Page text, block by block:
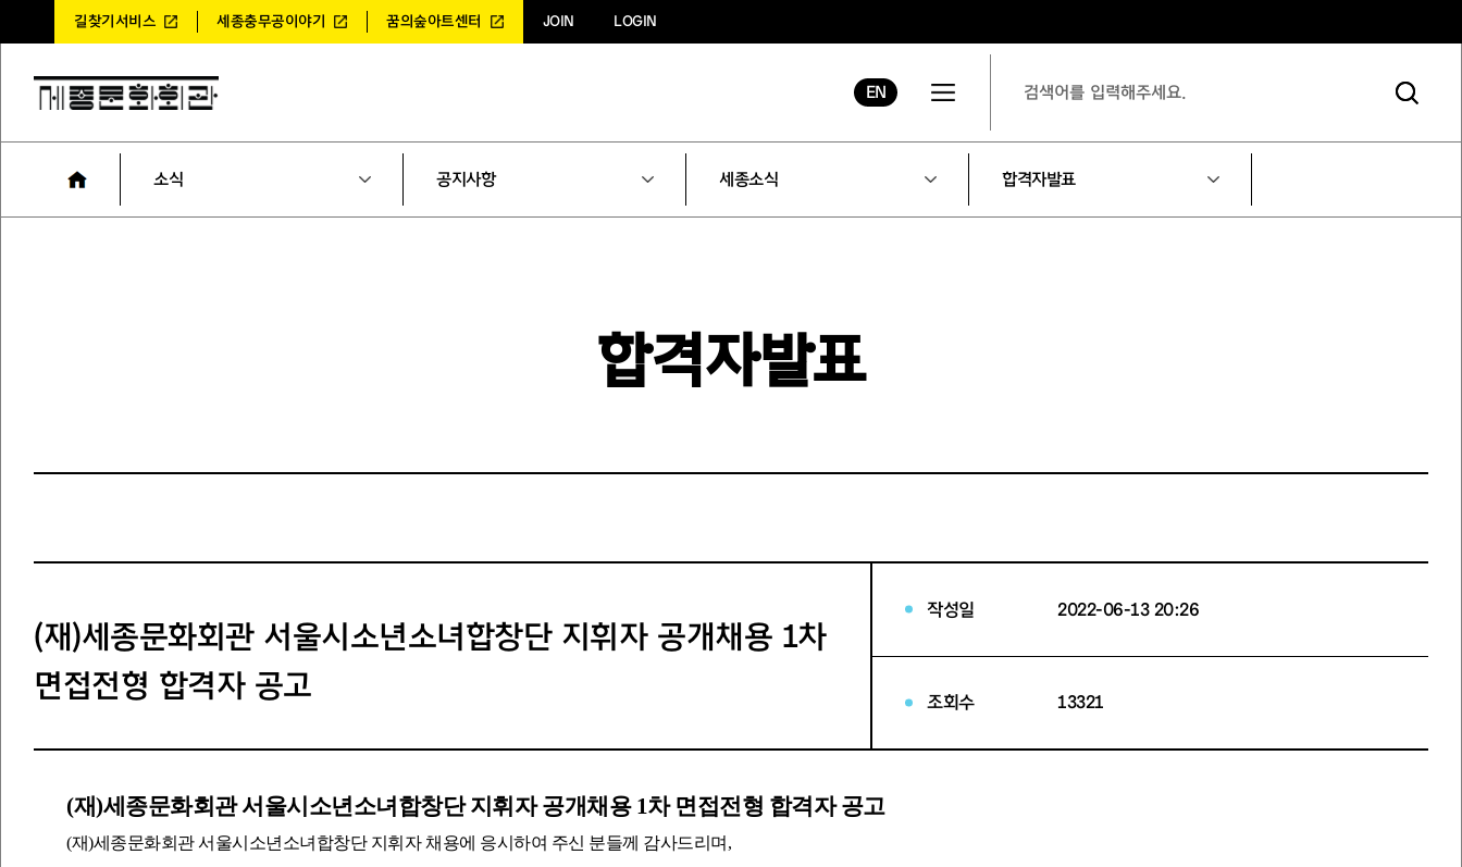
길찾기서비스 세종충무공이야기 꿈의숲아트센터 JOIN LOGIN
EN
소식 공지사항 세종소식 합격자발표
합격자발표
(재)세종문화회관 서울시소년소녀합창단 지휘자 공개채용 1차
면접전형 합격자 공고
작성일 2022-06-13 20:26
조회수 13321
(재)세종문화회관 서울시소년소녀합창단 지휘자 공개채용 1차 면접전형 합격자 공고
(재)세종문화회관 서울시소년소녀합창단 지휘자 채용에 응시하여 주신 분들께 감사드리며,